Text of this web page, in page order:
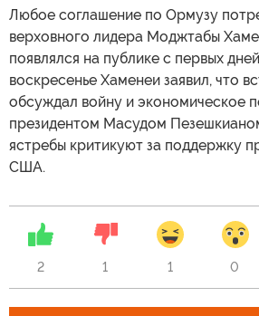
Любое соглашение по Ормузу
верховного лидера Моджтабы
появлялся на публике с первых
воскресенье Хаменеи заявил, что
обсуждал войну и экономическое
президентом Масудом
ястребы критикуют за поддержку
США.
2 1 1 0